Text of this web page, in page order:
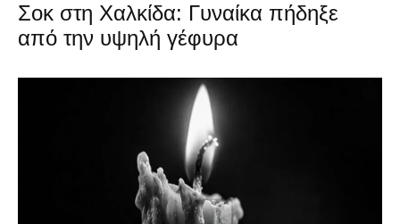
Σοκ στη Χαλκίδα: Γυναίκα πήδηξε
από την υψηλή γέφυρα